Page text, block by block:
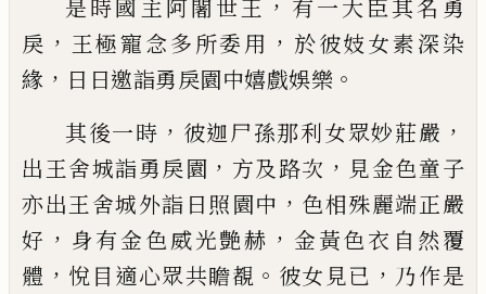
是時國主阿闍世王 ， 有一大臣其名勇
戾 ， 王極寵念多所委用 ， 於彼妓女素深染
緣 ， 日日邀詣勇戾園中嬉戲娛樂 。
其後一時 ， 彼迦尸孫那利女眾妙莊嚴 ，
出王舍城詣勇戾園 ， 方及路次 ， 見金色童子
亦出王舍城外詣日照園中 ， 色相殊麗端正嚴
好 ， 身有金色威光艶赫 ， 金黃色衣自然覆
體 ， 悅目適心眾共瞻覩 。 彼女見已 ， 乃作是